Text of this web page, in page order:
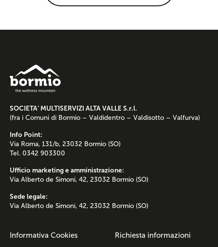
SOCIETA’ MULTISERVIZI ALTA VALLE S.r.l.
(fra i Comuni di Bormio – Valdidentro – Valdisotto – Valfurva)
Info Point:
Via Roma, 131/b, 23032 Bormio (SO)
Tel. 0342 903300
Ufficio marketing e amministrazione:
Via Alberto de Simoni, 42, 23032 Bormio (SO)
Sede legale:
Via Alberto de Simoni, 42, 23032 Bormio (SO)
Informativa Cookies Richiesta informazioni